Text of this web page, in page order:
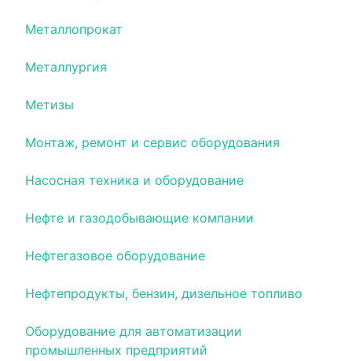
Металлопрокат
Металлургия
Метизы
Монтаж, ремонт и сервис оборудования
Насосная техника и оборудование
Нефте и газодобывающие компании
Нефтегазовое оборудование
Нефтепродукты, бензин, дизельное топливо
Оборудование для автоматизации
промышленных предприятий